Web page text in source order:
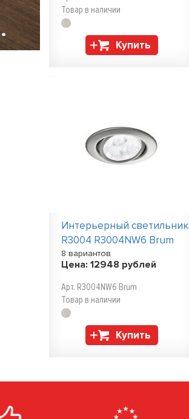
Товар в наличии
Купить
Интерьерный светильник
R3004 R3004NW6 Brum
8 вариантов
Цена: 12948 рублей
Арт. R3004NW6 Brum
Товар в наличии
Купить